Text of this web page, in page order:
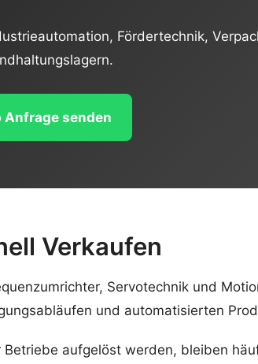
Fördertechnik,
senden
Verkaufen
Servotechnik und
und automatisierten
aufgelöst werden, bleiben